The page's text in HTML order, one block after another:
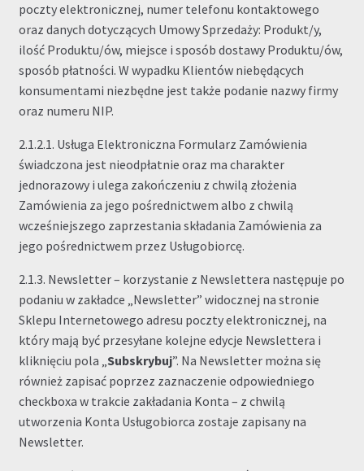
poczty elektronicznej, numer telefonu kontaktowego
oraz danych dotyczących Umowy Sprzedaży: Produkt/y,
ilość Produktu/ów, miejsce i sposób dostawy Produktu/ów,
sposób płatności. W wypadku Klientów niebędących
konsumentami niezbędne jest także podanie nazwy firmy
oraz numeru NIP.
2.1.2.1. Usługa Elektroniczna Formularz Zamówienia
świadczona jest nieodpłatnie oraz ma charakter
jednorazowy i ulega zakończeniu z chwilą złożenia
Zamówienia za jego pośrednictwem albo z chwilą
wcześniejszego zaprzestania składania Zamówienia za
jego pośrednictwem przez Usługobiorcę.
2.1.3. Newsletter – korzystanie z Newslettera następuje po
podaniu w zakładce „Newsletter” widocznej na stronie
Sklepu Internetowego adresu poczty elektronicznej, na
który mają być przesyłane kolejne edycje Newslettera i
kliknięciu pola „Subskrybuj”. Na Newsletter można się
również zapisać poprzez zaznaczenie odpowiedniego
checkboxa w trakcie zakładania Konta – z chwilą
utworzenia Konta Usługobiorca zostaje zapisany na
Newsletter.